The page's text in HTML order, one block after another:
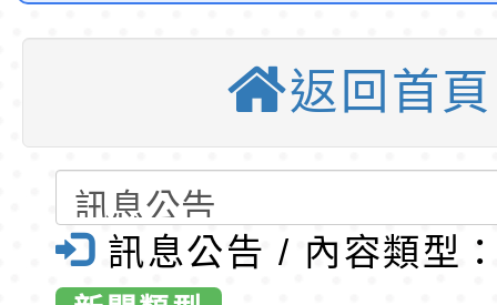
「115年食農教育專
訓練課程」，歡迎已
育專業人員資格者報
錄取公告-桃園市桃
民小學115學年度「
理人員」甄選
東門國小115學年度
梯特教代課教師甄選
公告(尚有缺額)
錄取公告-桃園市桃
民小學115學年度「
班教師助理員」甄選
東門國小115學年度
梯特教代理教師甄選
東門國小附設幼兒園
財團法人健
學推廣教育
「碩士18學
關資訊-桃園
返回首頁
訊息公告 / 內容類型